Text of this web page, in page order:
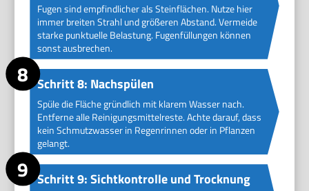
Fugen sind empfindlicher als Steinflächen. Nutze hier
immer breiten Strahl und größeren Abstand. Vermeide
starke punktuelle Belastung. Fugenfüllungen können
sonst ausbrechen.
Schritt 8: Nachspülen
Spüle die Fläche gründlich mit klarem Wasser nach.
Entferne alle Reinigungsmittelreste. Achte darauf, dass
kein Schmutzwasser in Regenrinnen oder in Pflanzen
gelangt.
Schritt 9: Sichtkontrolle und Trocknung